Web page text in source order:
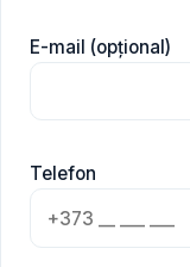
E-mail (opțional)
Telefon